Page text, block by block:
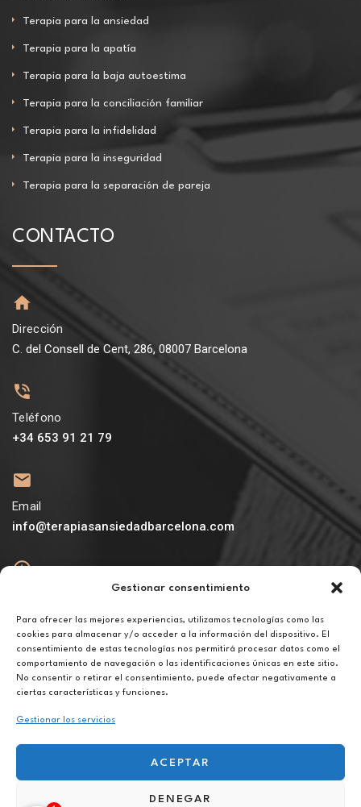
Gestionar consentimiento
Para ofrecer las mejores experiencias, utilizamos tecnologías como las
cookies para almacenar y/o acceder a la información del dispositivo. El
consentimiento de estas tecnologías nos permitirá procesar datos como el
comportamiento de navegación o las identificaciones únicas en este sitio.
No consentir o retirar el consentimiento, puede afectar negativamente a
ciertas características y funciones.
Gestionar los servicios
ACEPTAR
DENEGAR
Terapia para la ansiedad
Terapia para la apatía
Terapia para la baja autoestima
Terapia para la conciliación familiar
Terapia para la infidelidad
Terapia para la inseguridad
Terapia para la separación de pareja
CONTACTO
Dirección
C. del Consell de Cent, 286, 08007 Barcelona
Teléfono
+34 653 91 21 79
Email
info@terapiasansiedadbarcelona.com
De lunes a viernes de 10h a 20h
Aviso legal
Política de privacidad
Política de cookies
Hipnoterapia online en Ibiza